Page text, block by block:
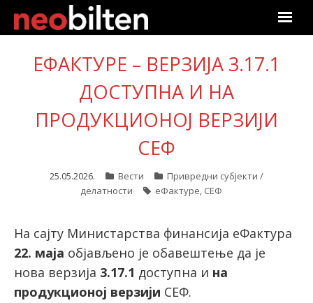
Почетна
Претрага
Актуелно
Линкови
Претплата
Пријава
ЕФАКТУРЕ – ВЕРЗИЈА 3.17.1
ДОСТУПНА И НА
ПРОДУКЦИОНОЈ ВЕРЗИЈИ
СЕФ
25.05.2026. Вести
Привредни субјекти /
делатности
еФактуре, СЕФ
На сајту Министарства финансија еФактура
22. маја објављено је обавештење да је
нова верзија 3.17.1 доступна и на
продукционој верзији СЕФ.